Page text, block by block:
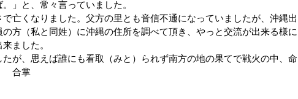
」と、常々言っていました。
亡くなりました。父方の里とも音信不通になっていましたが、沖縄出
方（私と同姓）に沖縄の住所を調べて頂き、やっと交流が出来る様に
ました。
が、思えば誰にも看取（みと）られず南方の地の果てで戦火の中、命
合掌